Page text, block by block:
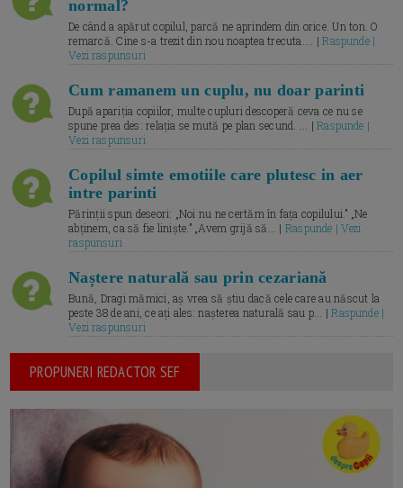
normal?
De când a apărut copilul, parcă ne aprindem din orice. Un ton. O
remarcă. Cine s-a trezit din nou noaptea trecuta.... |Raspunde |
Vezi raspunsuri
Cum ramanem un cuplu, nu doar parinti
După apariția copiilor, multe cupluri descoperă ceva ce nu se
spune prea des: relația se mută pe plan secund. ... |Raspunde |
Vezi raspunsuri
Copilul simte emotiile care plutesc in aer
intre parinti
Părinții spun deseori: „Noi nu ne certăm în fața copilului.” „Ne
abținem, ca să fie liniște.” „Avem grijă să... | Raspunde | Vezi
raspunsuri
Naștere naturală sau prin cezariană
Bună, Dragi mămici, aș vrea să știu dacă cele care au născut la
peste 38 de ani, ce ați ales: nașterea naturală sau p... |Raspunde |
Vezi raspunsuri
PROPUNERI REDACTOR SEF